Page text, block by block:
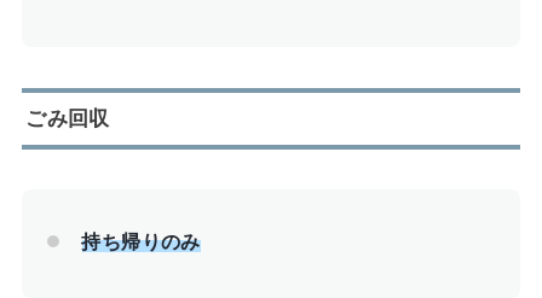
ごみ回収
持ち帰りのみ